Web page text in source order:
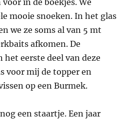
mooie snoeken. In het glas
we ze soms al van 5 mt
afkomen. De
eerste deel van deze
voor mij de topper en
op een Burmek.
een staartje. Een jaar